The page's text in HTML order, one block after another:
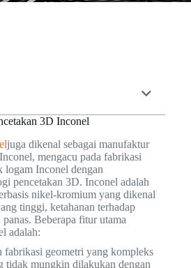
3D Inconel
juga dikenal sebagai manufaktur
mengacu pada fabrikasi
logam Inconel dengan
pencetakan 3D. Inconel adalah
nikel-kromium yang dikenal
tinggi, ketahanan terhadap
Beberapa fitur utama
adalah:
fabrikasi geometri yang kompleks
tidak mungkin dilakukan dengan